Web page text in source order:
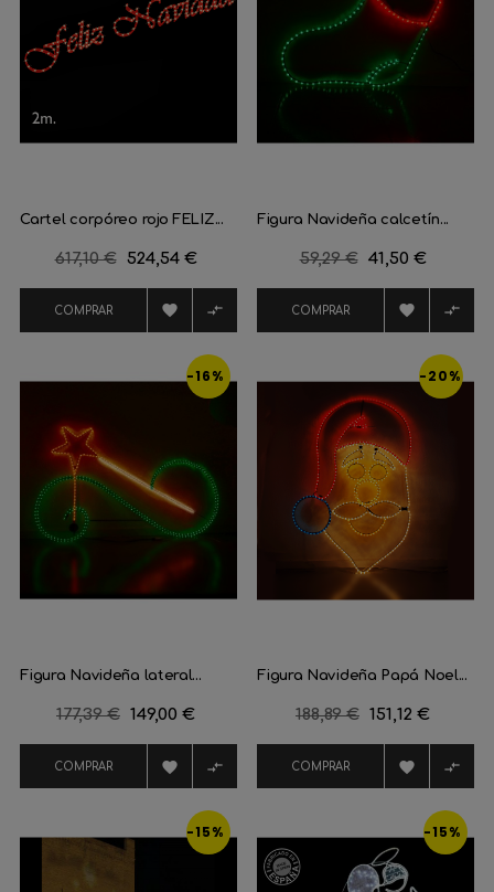
Cartel corpóreo rojo FELIZ...
Precio
617,10 € Precio
524,54 €
COMPRAR  
Figura Navideña calcetín...
Precio
59,29 € Precio
41,50 €
COMPRAR  
-16%
Figura Navideña lateral...
Precio
177,39 € Precio
149,00 €
COMPRAR  
-20%
Figura Navideña Papá Noel...
Precio
188,89 € Precio
151,12 €
COMPRAR  
-15% -15%